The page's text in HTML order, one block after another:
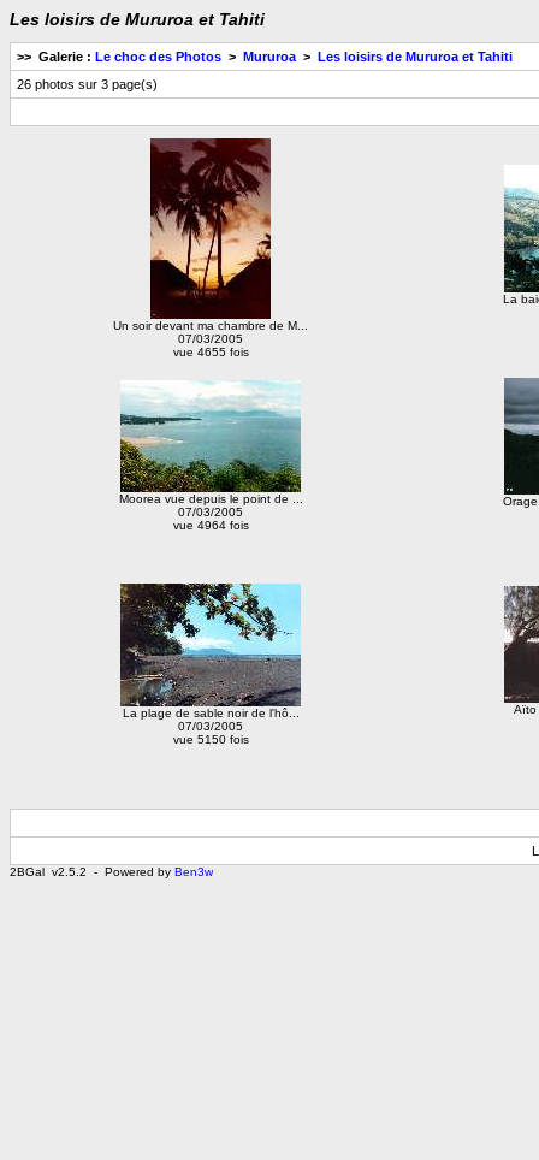
Les loisirs de Mururoa et Tahiti
>> Galerie : Le choc des Photos > Mururoa > Les loisirs de Mururoa et Tahiti
26 photos sur 3 page(s)
Un soir devant ma chambre de M...
07/03/2005
vue 4655 fois
La
Moorea vue depuis le point de ...
07/03/2005
vue 4964 fois
La plage de sable noir de l'hô...
07/03/2005
vue 5150 fois
Aïto
2BGal v2.5.2 - Powered by Ben3w